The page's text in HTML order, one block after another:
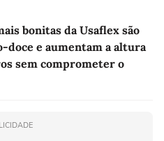
bonitas da Usaflex são
doce e aumentam a altura
sem comprometer o